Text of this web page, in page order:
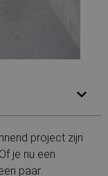
project zijn
je nu een
paar